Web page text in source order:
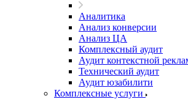
Аналитика
Анализ конверсии
Анализ ЦА
Комплексный аудит
Аудит контекстной
Технический аудит
Аудит юзабилити
Комплексные услуги